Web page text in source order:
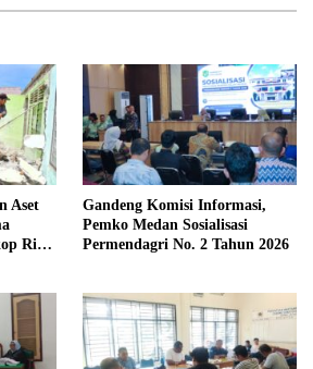
Aset
Ria
Gandeng Komisi Informasi,
Pemko Medan Sosialisasi
Permendagri No. 2 Tahun 2026